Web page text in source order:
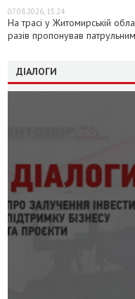
07.08.2026, 15:24
На трасі у Житомирській
разів пропонував
ДІАЛОГИ